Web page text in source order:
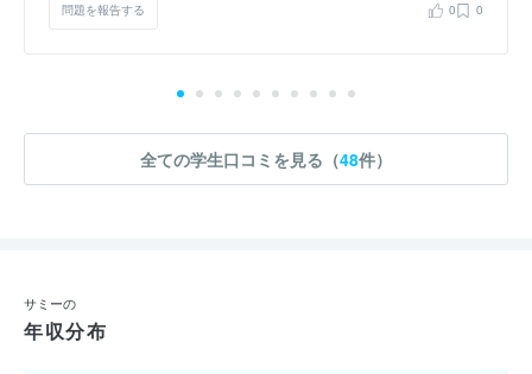
問題を報告する 0 0
全ての学生口コミを見る（48件）
サミーの
年収分布